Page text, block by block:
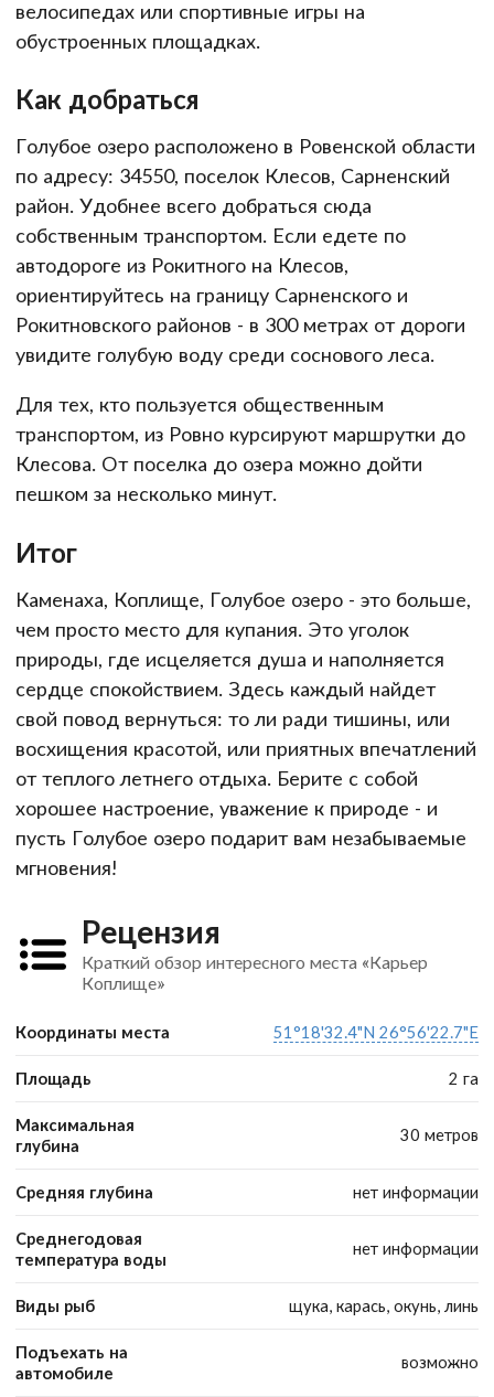
велосипедах или спортивные игры на
обустроенных площадках.
Как добраться
Голубое озеро расположено в Ровенской области
по адресу: 34550, поселок Клесов, Сарненский
район. Удобнее всего добраться сюда
собственным транспортом. Если едете по
автодороге из Рокитного на Клесов,
ориентируйтесь на границу Сарненского и
Рокитновского районов - в 300 метрах от дороги
увидите голубую воду среди соснового леса.
Для тех, кто пользуется общественным
транспортом, из Ровно курсируют маршрутки до
Клесова. От поселка до озера можно дойти
пешком за несколько минут.
Итог
Каменаха, Коплище, Голубое озеро - это больше,
чем просто место для купания. Это уголок
природы, где исцеляется душа и наполняется
сердце спокойствием. Здесь каждый найдет
свой повод вернуться: то ли ради тишины, или
восхищения красотой, или приятных впечатлений
от теплого летнего отдыха. Берите с собой
хорошее настроение, уважение к природе - и
пусть Голубое озеро подарит вам незабываемые
мгновения!
Рецензия
Краткий обзор интересного места «Карьер
Коплище»
Координаты места 51°18'32.4"N 26°56'22.7"E
Площадь 2 га
Максимальная
глубина
30 метров
Средняя глубина нет информации
Среднегодовая
температура воды
нет информации
Виды рыб щука, карась, окунь, линь
Подъехать на
автомобиле
возможно